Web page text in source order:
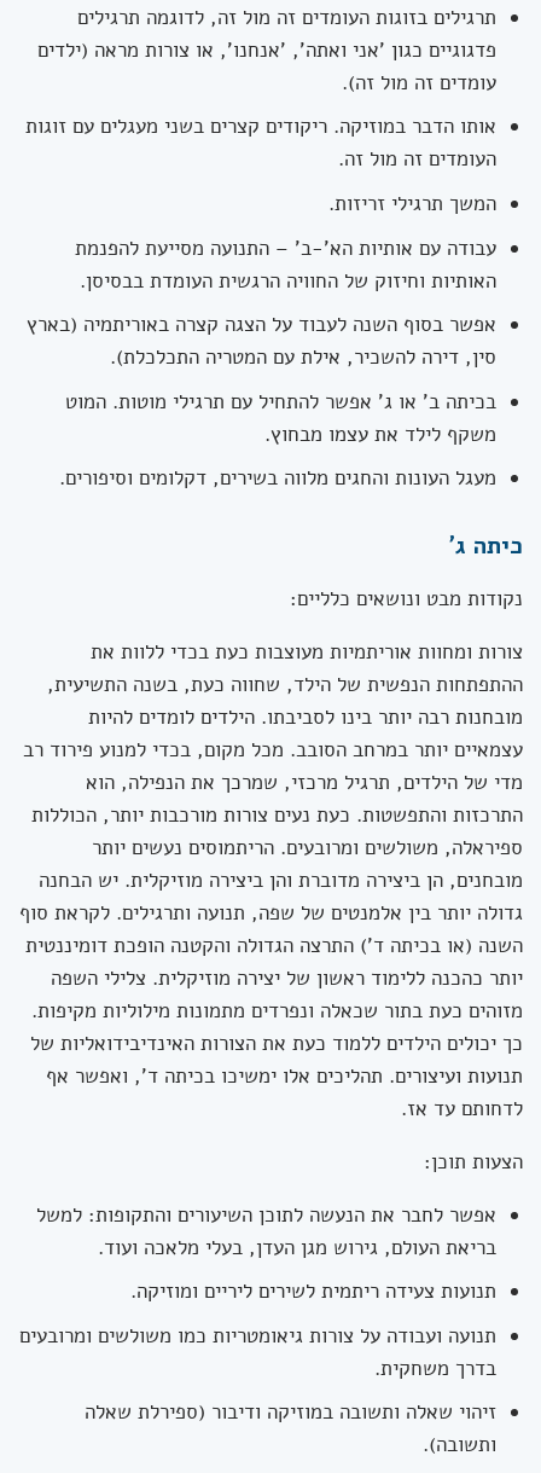
תרגילים בזוגות העומדים זה מול זה, לדוגמה תרגילים
פדגוגיים כגון 'אני ואתה', 'אנחנו', או צורות מראה (ילדים
עומדים זה מול זה).
אותו הדבר במוזיקה. ריקודים קצרים בשני מעגלים עם זוגות
העומדים זה מול זה.
המשך תרגילי זריזות.
עבודה עם אותיות הא'-ב' – התנועה מסייעת להפנמת
האותיות וחיזוק של החוויה הרגשית העומדת בבסיסן.
אפשר בסוף השנה לעבוד על הצגה קצרה באוריתמיה (בארץ
סין, דירה להשכיר, אילת עם המטריה התכלכלת).
בכיתה ב' או ג' אפשר להתחיל עם תרגילי מוטות. המוט
משקף לילד את עצמו מבחוץ.
מעגל העונות והחגים מלווה בשירים, דקלומים וסיפורים.
כיתה ג'
נקודות מבט ונושאים כלליים:
צורות ומחוות אוריתמיות מעוצבות כעת בכדי ללוות את
ההתפתחות הנפשית של הילד, שחווה כעת, בשנה התשיעית,
מובחנות רבה יותר בינו לסביבתו. הילדים לומדים להיות
עצמאיים יותר במרחב הסובב. מכל מקום, בכדי למנוע פירוד רב
מדי של הילדים, תרגיל מרכזי, שמרכך את הנפילה, הוא
התרכזות והתפשטות. כעת נעים צורות מורכבות יותר, הכוללות
ספיראלה, משולשים ומרובעים. הריתמוסים נעשים יותר
מובחנים, הן ביצירה מדוברת והן ביצירה מוזיקלית. יש הבחנה
גדולה יותר בין אלמנטים של שפה, תנועה ותרגילים. לקראת סוף
השנה (או בכיתה ד') התרצה הגדולה והקטנה הופכת דומיננטית
יותר כהכנה ללימוד ראשון של יצירה מוזיקלית. צלילי השפה
מזוהים כעת בתור שכאלה ונפרדים מתמונות מילוליות מקיפות.
כך יכולים הילדים ללמוד כעת את הצורות האינדיבידואליות של
תנועות ועיצורים. תהליכים אלו ימשיכו בכיתה ד', ואפשר אף
לדחותם עד אז.
הצעות תוכן:
אפשר לחבר את הנעשה לתוכן השיעורים והתקופות: למשל
בריאת העולם, גירוש מגן העדן, בעלי מלאכה ועוד.
תנועות צעידה ריתמית לשירים ליריים ומוזיקה.
תנועה ועבודה על צורות גיאומטריות כמו משולשים ומרובעים
בדרך משחקית.
זיהוי שאלה ותשובה במוזיקה ודיבור (ספירלת שאלה
ותשובה).